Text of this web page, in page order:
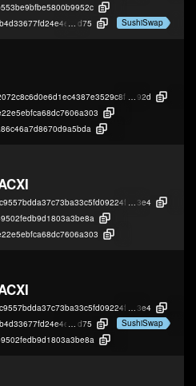
d75 SushiSwap
92d
3e4
3e4
d75
SushiSwap